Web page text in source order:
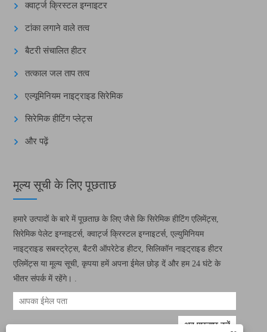
क्वार्ट्ज क्रिस्टल इग्नाइटर
टांका लगाने वाले तत्व
बैटरी संचालित हीटर
तत्काल जल ताप तत्व
एल्यूमिनियम नाइट्राइड सिरेमिक
सिरेमिक हीटिंग प्लेट्स
और पढ़ें
मूल्य सूची के लिए पूछताछ
हमारे उत्पादों के बारे में पूछताछ के लिए जैसे कि सिरेमिक हीटिंग एलिमेंट्स,
सिरेमिक पेलेट इग्नाइटर्स, क्वार्ट्ज क्रिस्टल इग्नाइटर्स, एल्युमिनियम
नाइट्राइड सबस्ट्रेट्स, बैटरी ऑपरेटेड हीटर, सिलिकॉन नाइट्राइड हीटर
एलिमेंट्स या मूल्य सूची, कृपया हमें अपना ईमेल छोड़ दें और हम 24 घंटे के
भीतर संपर्क में रहेंगे। .